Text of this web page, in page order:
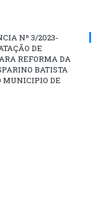
Nº 3/2023-
DE
REFORMA DA
BATISTA
MUNICIPIO DE